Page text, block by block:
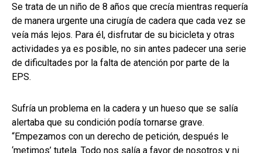
Se trata de un niño de 8 años que crecía mientras requería
de manera urgente una cirugía de cadera que cada vez se
veía más lejos. Para él, disfrutar de su bicicleta y otras
actividades ya es posible, no sin antes padecer una serie
de dificultades por la falta de atención por parte de la
EPS.
Sufría un problema en la cadera y un hueso que se salía
alertaba que su condición podía tornarse grave.
“Empezamos con un derecho de petición, después le
‘metimos’ tutela. Todo nos salía a favor de nosotros y ni